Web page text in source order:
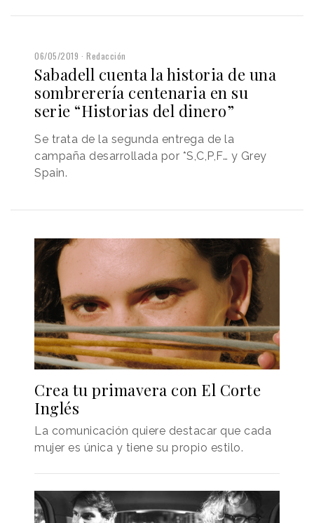
06/05/2019 Redacción
Sabadell cuenta la historia de una
sombrerería centenaria en su
serie “Historias del dinero”
Se trata de la segunda entrega de la
campaña desarrollada por *S,C,P,F… y Grey
Spain.
Crea tu primavera con El Corte
Inglés
La comunicación quiere destacar que cada
mujer es única y tiene su propio estilo.